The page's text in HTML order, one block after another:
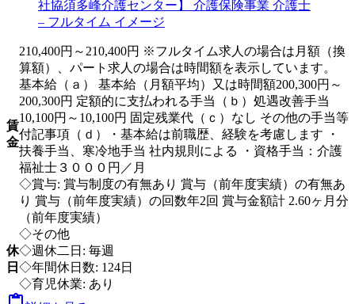
賃
金
210,400円～210,400円 ※フルタイム求人の場合は月額（換
算額）、パート求人の場合は時間額を表示しています。
基本給（ａ） 基本給（月額平均）又は時間額200,300円～
200,300円 定額的に支払われる手当（ｂ）処遇改善手当
10,100円～10,100円 固定残業代（ｃ）なし その他の手当等
付記事項（ｄ）・基本給は前職歴、経験を考慮します ・
扶養手当、寒冷地手当 社内規則による ・資格手当：介護
福祉士３０００円／月
◇賞与: 賞与制度の有無あり 賞与（前年度実績）の有無あ
り 賞与（前年度実績）の回数年2回 賞与金額計 2.60ヶ月分
（前年度実績）
休
日
◇その他
◇週休二日: 毎週
◇年間休日数: 124日
◇育児休業: あり